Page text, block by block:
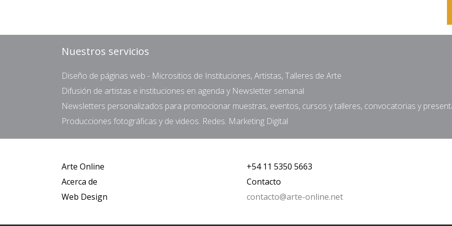
Nuestros servicios
Diseño de páginas web - Micrositios de Instituciones, Artistas, Talleres de Arte
Difusión de artistas e instituciones en agenda y Newsletter semanal
Newsletters personalizados para promocionar muestras, eventos, cursos y talleres, convocatorias y
Producciones fotográficas y de videos. Redes. Marketing Digital
Arte Online
Acerca de
Web Design
+54 11 5350 5663
Contacto
contacto@arte-online.net